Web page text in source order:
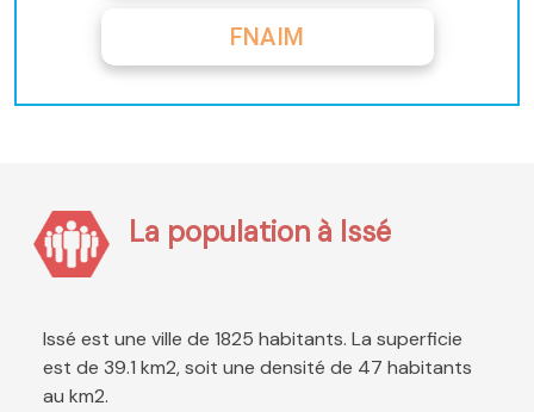
FNAIM
La population à Issé
Issé est une ville de 1825 habitants. La superficie
est de 39.1 km2, soit une densité de 47 habitants
au km2.